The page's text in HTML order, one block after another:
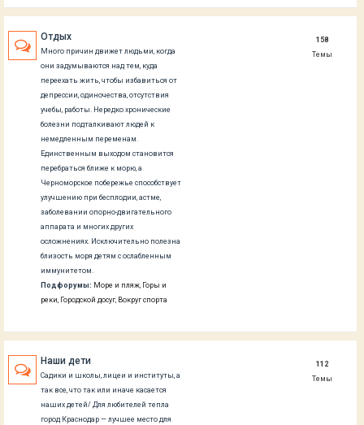
Отдых
Много причин движет людьми, когда
они задумываются над тем, куда
переехать жить, чтобы избавиться от
депрессии, одиночества, отсутствия
учебы, работы. Нередко хронические
болезни подталкивают людей к
немедленным переменам.
Единственным выходом становится
перебраться ближе к морю, а
Черноморское побережье способствует
улучшению при бесплодии, астме,
заболевании опорно-двигательного
аппарата и многих других
осложнениях. Исключительно полезна
близость моря детям с ослабленным
иммунитетом.
Подфорумы: Море и пляж Горы и
реки Городской досуг Вокруг спорта
158
Темы
Наши дети
Садики и школы, лицеи и институты, а
так все, что так или иначе касается
наших детей/ Для любителей тепла
город Краснодар — лучшее место для
112
Темы